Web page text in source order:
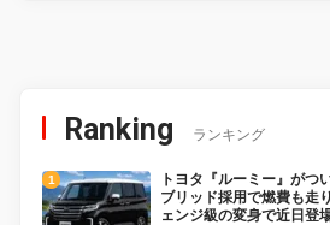
Ranking ランキング
トヨタ『ルーミー』がつ
ブリッド採用で燃費も走
ェンジ級の変身で近日登